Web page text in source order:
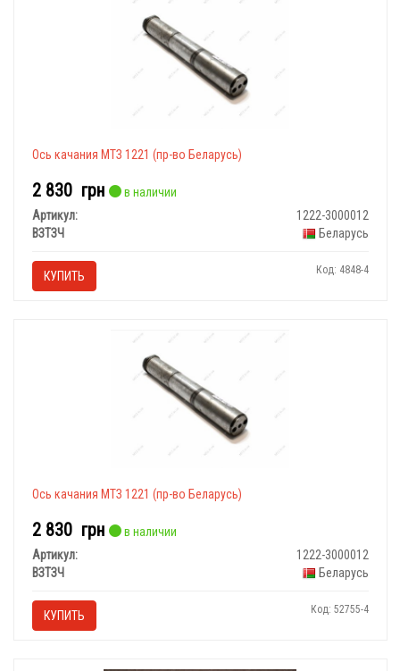
Ось качания МТЗ 1221 (пр-во Беларусь)
2 830 грн
в наличии
Артикул:
1222-3000012
ВЗТЗЧ
Беларусь
КУПИТЬ Код: 4848-4
Ось качания МТЗ 1221 (пр-во Беларусь)
2 830 грн
в наличии
Артикул:
1222-3000012
ВЗТЗЧ
Беларусь
КУПИТЬ Код: 52755-4